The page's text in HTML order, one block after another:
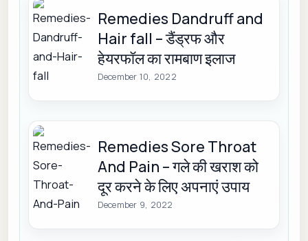
Remedies Dandruff and
Hair fall – डैंड्रफ और
हेयरफॉल का रामबाण इलाज
December 10, 2022
Remedies Sore Throat
And Pain – गले की खराश को
दूर करने के लिए अपनाएं उपाय
December 9, 2022